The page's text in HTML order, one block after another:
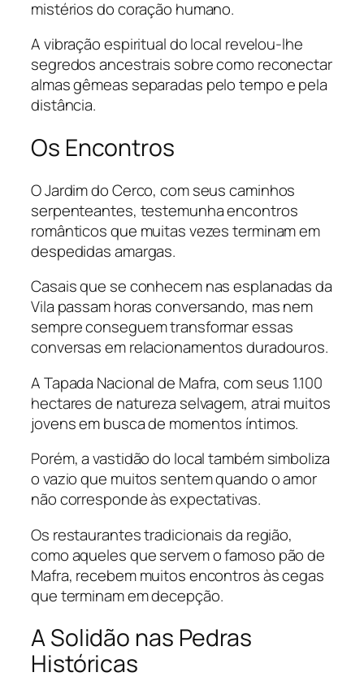
mistérios do coração humano.
A vibração espiritual do local revelou-lhe
segredos ancestrais sobre como reconectar
almas gêmeas separadas pelo tempo e pela
distância.
Os Encontros
O Jardim do Cerco, com seus caminhos
serpenteantes, testemunha encontros
românticos que muitas vezes terminam em
despedidas amargas.
Casais que se conhecem nas esplanadas da
Vila passam horas conversando, mas nem
sempre conseguem transformar essas
conversas em relacionamentos duradouros.
A Tapada Nacional de Mafra, com seus 1.100
hectares de natureza selvagem, atrai muitos
jovens em busca de momentos íntimos.
Porém, a vastidão do local também simboliza
o vazio que muitos sentem quando o amor
não corresponde às expectativas.
Os restaurantes tradicionais da região,
como aqueles que servem o famoso pão de
Mafra, recebem muitos encontros às cegas
que terminam em decepção.
A Solidão nas Pedras
Históricas